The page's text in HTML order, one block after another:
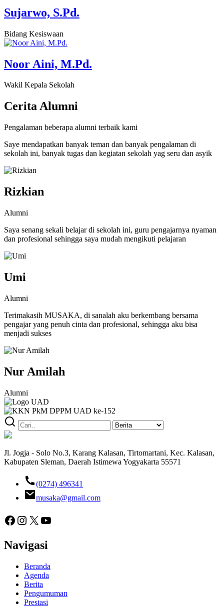
Sujarwo, S.Pd.
Bidang Kesiswaan
Noor Aini, M.Pd.
Wakil Kepala Sekolah
CeritaAlumni
Pengalaman beberapa alumni terbaik kami
Saye mendapatkan banyak teman dan banyak pengalaman di
sekolah ini, banyak tugas dan kegiatan sekolah yag seru dan asyik
Rizkian
Alumni
Saya senang sekali belajar di sekolah ini, guru pengajarnya nyaman
dan profesional sehingga saya mudah mengikuti pelajaran
Umi
Alumni
Terimakasih MUSAKA, di sanalah aku berkembang bersama
pengajar yang penuh cinta dan profesional, sehingga aku bisa
menjadi sukses
Nur Amilah
Alumni
Jl. Jogja - Solo No.3, Karang Kalasan, Tirtomartani, Kec. Kalasan,
Kabupaten Sleman, Daerah Istimewa Yogyakarta 55571
(0274) 496341
musaka@gmail.com
Facebook
Instagram
X YouTube
Navigasi
Beranda
Agenda
Berita
Pengumuman
Prestasi